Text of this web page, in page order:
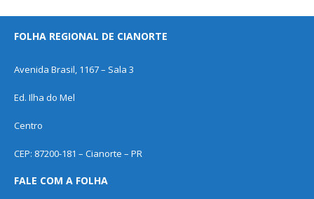
FOLHA REGIONAL DE CIANORTE
Avenida Brasil, 1167 – Sala 3
Ed. Ilha do Mel
Centro
CEP: 87200-181 – Cianorte – PR
FALE COM A FOLHA